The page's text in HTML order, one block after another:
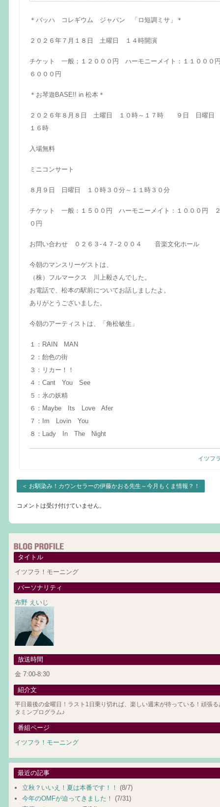
＊バッハ コレギウム ジャパン 「ロ短調ミサ」＊
２０２６年７月１８日 土曜日 １４時開演
チケット 一般；１２０００円 ハーモニーメイト：１１０００
６０００円
＊お琴遊BASE!! in 松本＊
２０２６年８月８日 土曜日 １０時～１７時 ９日 日曜日
１６時
入場無料
ミニコンサート
８月９日 日曜日 １０時３０分～１１時３０分
チケット 一般：１５００円 ハーモニーメイト：１０００円
０円
お問い合わせ ０２６３-４７-２００４ 音楽文化ホール
今朝のマンスリーゲストは、
（株）フルマークス 川上毅さんでした。
お電話で、松本の駅前についてお話しましたよ。
ありがとうございました。
今朝のアーティストは、「角松敏生」
１：RAIN MAN
２：飴色の街
３：リカー！！
４：Cant You See
５：氷の妖精
６：Maybe Its Love Afer
７：Im Lovin You
８：Lady In The Night
イツフ
＜ お馴染み！カウンセラーの伊藤かおる先生～今月もくま情報？！
コメントは受け付けていません。
タイトル
イツフラ！モーニング
パーソナリティ
布野 えいじ
放送時間
金 7:00-8:30
紹介文
平日最後の金曜日！ラスト1日乗り切れば、楽しい週末が待っている！頑張
タミンプログラム♪
番組ページ
イツフラ！モーニング
最近の記事
立秋？いいえ！夏は本番です！！ (8/7)
今年のOMFが迫ってきました！ (7/31)